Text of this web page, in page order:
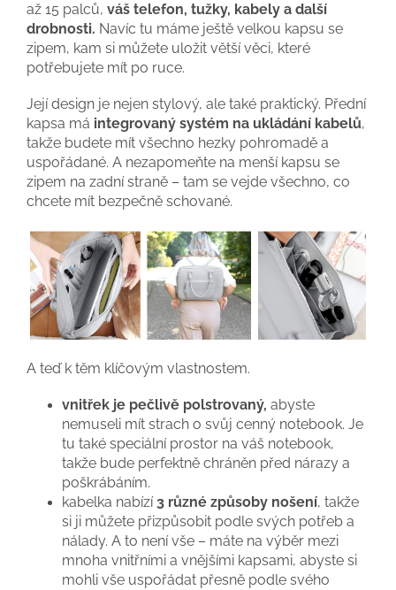
až 15 palců, váš telefon, tužky, kabely a další
drobnosti. Navíc tu máme ještě velkou kapsu se
zipem, kam si můžete uložit větší věci, které
potřebujete mít po ruce.
Její design je nejen stylový, ale také praktický. Přední
kapsa má integrovaný systém na ukládání kabelů,
takže budete mít všechno hezky pohromadě a
uspořádané. A nezapomeňte na menší kapsu se
zipem na zadní straně – tam se vejde všechno, co
chcete mít bezpečně schované.
A teď k těm klíčovým vlastnostem.
vnitřek je pečlivě polstrovaný, abyste
nemuseli mít strach o svůj cenný notebook. Je
tu také speciální prostor na váš notebook,
takže bude perfektně chráněn před nárazy a
poškrábáním.
kabelka nabízí3 různé způsoby nošení, takže
si ji můžete přizpůsobit podle svých potřeb a
nálady. A to není vše – máte na výběr mezi
mnoha vnitřními a vnějšími kapsami, abyste si
mohli vše uspořádat přesně podle svého